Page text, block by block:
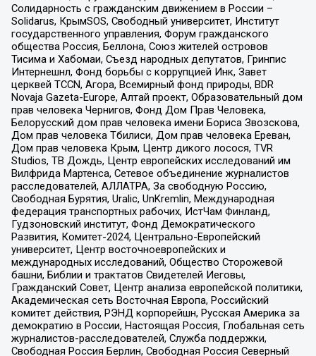
Солидарность с гражданским движением в России –
Solidarus, КрымSOS, Свободный университет, Институт
государственного управления, Форум гражданского
общества Россия, Беллона, Союз жителей островов
Тисима и Хабомаи, Съезд народных депутатов, Гринпис
Интернешнл, Фонд борьбы с коррупцией Инк, Завет
церквей TCCN, Агора, Всемирный фонд природы, BDR
Novaja Gazeta-Europe, Алтай проект, Образовательный дом
прав человека Чернигов, Фонд Дом Прав Человека,
Белорусский дом прав человека имени Бориса Звозскова,
Дом прав человека Тбилиси, Дом прав человека Ереван,
Дом прав человека Крым, Центр дикого лосося, TVR
Studios, ТВ Дождь, Центр европейских исследований им
Вилфрида Мартенса, Сетевое объединение журналистов
расследователей, АЛЛАТРА, За свободную Россию,
Свободная Бурятия, Uralic, UnKremlin, Международная
федерация транспортных рабочих, ИстЧам Финланд,
Гудзоновский институт, Фонд Демократического
Развития, Комитет-2024, Центрально-Европейский
университет, Центр восточноевропейских и
международных исследований, Общество Сторожевой
башни, Библии и трактатов Свидетелей Иеговы,
Гражданский Совет, Центр анализа европейской политики,
Академическая сеть Восточная Европа, Российский
комитет действия, РЭНД корпорейшн, Русская Америка за
демократию в России, Настоящая Россия, Глобальная сеть
журналистов-расследователей, Служба поддержки,
Свободная Россия Берлин, Свободная Россия Северный